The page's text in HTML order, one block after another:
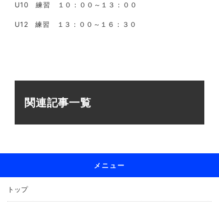
U10 練習 １０：００～１３：００
U12 練習 １３：００～１６：３０
関連記事一覧
メニュー
トップ